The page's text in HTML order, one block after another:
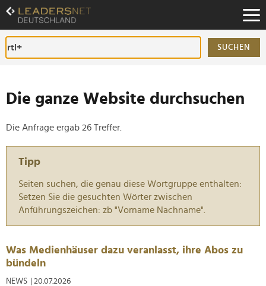
Zum
Inhalt
Zur
Fußzeilen-
Navigation
SUCHEN
Die ganze Website durchsuchen
Die Anfrage ergab 26 Treffer.
Tipp
Seiten suchen, die genau diese Wortgruppe enthalten:
Setzen Sie die gesuchten Wörter zwischen
Anführungszeichen: zb "Vorname Nachname".
Was Medienhäuser dazu veranlasst, ihre Abos zu
bündeln
NEWS | 20.07.2026